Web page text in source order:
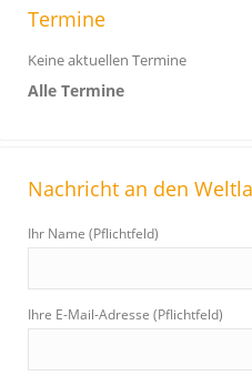
Termine
Keine aktuellen Termine
Alle Termine
Nachricht an den
Ihr Name (Pflichtfeld)
Ihre E-Mail-Adresse (Pflichtfeld)